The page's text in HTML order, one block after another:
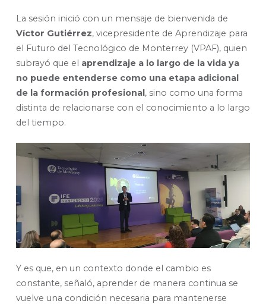
La sesión inició con un mensaje de bienvenida de
Víctor Gutiérrez, vicepresidente de Aprendizaje para
el Futuro del Tecnológico de Monterrey (VPAF), quien
subrayó que el aprendizaje a lo largo de la vida ya
no puede entenderse como una etapa adicional
de la formación profesional, sino como una forma
distinta de relacionarse con el conocimiento a lo largo
del tiempo.
Y es que, en un contexto donde el cambio es
constante, señaló, aprender de manera continua se
vuelve una condición necesaria para mantenerse